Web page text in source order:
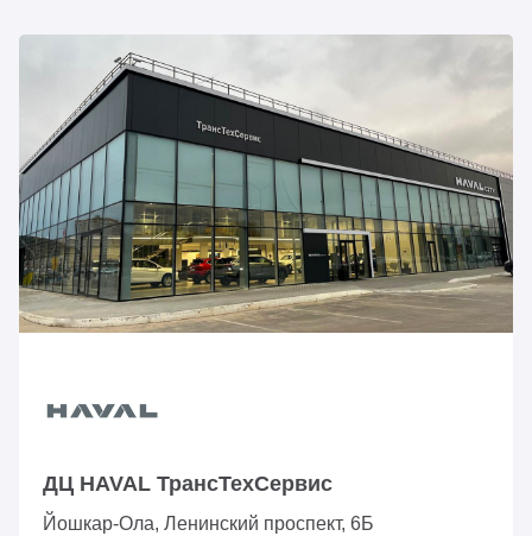
ДЦ HAVAL ТрансТехСервис
Йошкар-Ола, Ленинский проспект, 6Б